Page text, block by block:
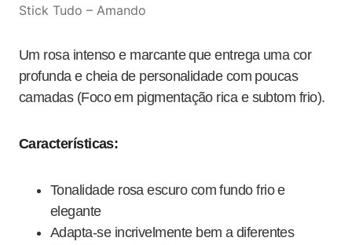
Stick Tudo – Amando
Um rosa intenso e marcante que entrega uma cor
profunda e cheia de personalidade com poucas
camadas (Foco em pigmentação rica e subtom frio).
Características:
Tonalidade rosa escuro com fundo frio e
elegante
Adapta-se incrivelmente bem a diferentes